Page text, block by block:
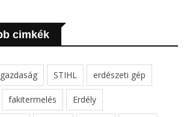
cimkék
STIHL erdészeti gép
fakitermelés Erdély